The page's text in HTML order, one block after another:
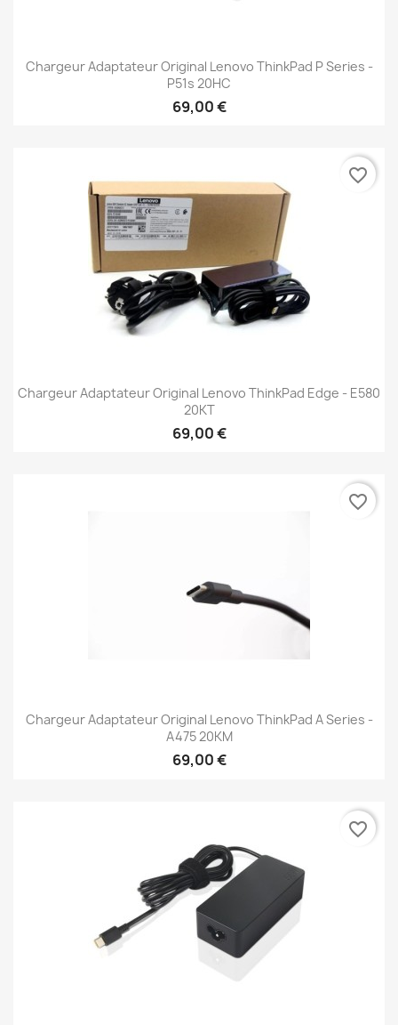
Chargeur Adaptateur Original Lenovo ThinkPad P Series -
P51s 20HC
69,00 €
Chargeur Adaptateur Original Lenovo ThinkPad Edge - E580
20KT
69,00 €
favorite_border
Chargeur Adaptateur Original Lenovo ThinkPad A Series -
A475 20KM
69,00 €
favorite_border
favorite_border